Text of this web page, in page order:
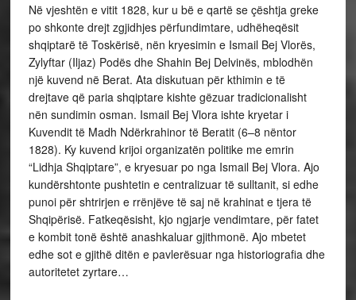
Në vjeshtën e vitit 1828, kur u bë e qartë se çështja greke
po shkonte drejt zgjidhjes përfundimtare, udhëheqësit
shqiptarë të Toskërisë, nën kryesimin e Ismail Bej Vlorës,
Zylyftar (Iljaz) Podës dhe Shahin Bej Delvinës, mblodhën
një kuvend në Berat. Ata diskutuan për kthimin e të
drejtave që paria shqiptare kishte gëzuar tradicionalisht
nën sundimin osman. Ismail Bej Vlora ishte kryetar i
Kuvendit të Madh Ndërkrahinor të Beratit (6–8 nëntor
1828). Ky kuvend krijoi organizatën politike me emrin
“Lidhja Shqiptare”, e kryesuar po nga Ismail Bej Vlora. Ajo
kundërshtonte pushtetin e centralizuar të sulltanit, si edhe
punoi për shtrirjen e rrënjëve të saj në krahinat e tjera të
Shqipërisë. Fatkeqësisht, kjo ngjarje vendimtare, për fatet
e kombit tonë është anashkaluar gjithmonë. Ajo mbetet
edhe sot e gjithë ditën e pavlerësuar nga historiografia dhe
autoritetet zyrtare…